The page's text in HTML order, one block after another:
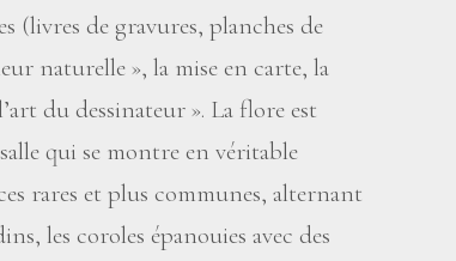
(livres de gravures, planches de
naturelle », la mise en carte, la
du dessinateur ». La flore est
qui se montre en véritable
rares et plus communes, alternant
les coroles épanouies avec des